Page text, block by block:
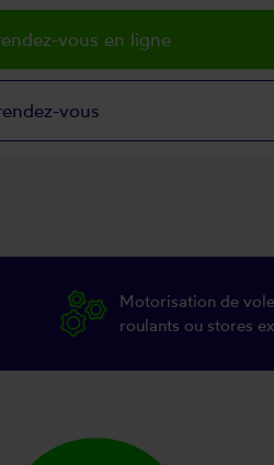
vous en ligne
vous
Motorisation de
roulants ou stores